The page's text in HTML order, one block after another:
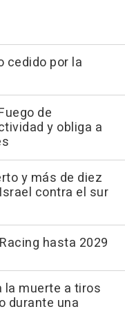
cedido por la
de
y obliga a
y más de diez
contra el sur
hasta 2029
la muerte a tiros
durante una